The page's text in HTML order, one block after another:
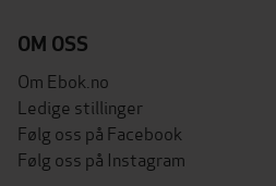
OM OSS
Om Ebok.no
Ledige stillinger
Følg oss på Facebook
Følg oss på Instagram